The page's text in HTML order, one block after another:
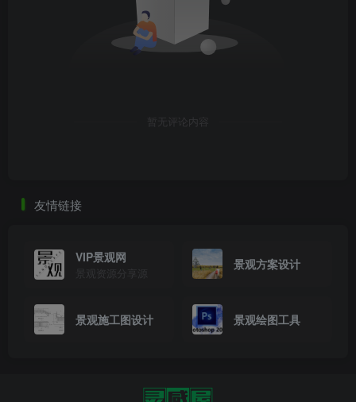
暂无评论内容
友情链接
VIP景观网
景观资源分享源
景观方案设计
景观施工图设计 景观绘图工具